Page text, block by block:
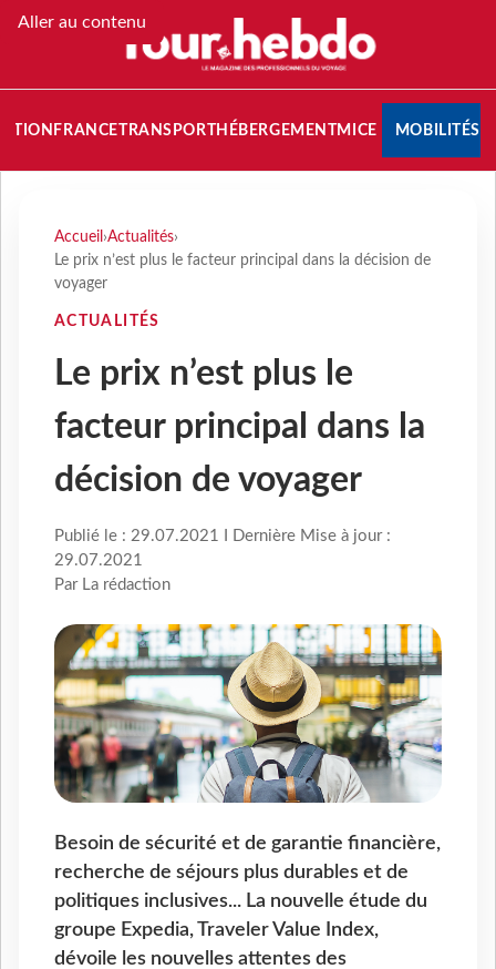
Aller au contenu
FRANCETRANSPORT HÉBERGEMENTMICE MOBILITÉS
Accueil ›Actualités›
Le prix n’est plus le facteur principal dans la décision de
voyager
ACTUALITÉS
Le prix n’est plus le
facteur principal dans la
décision de voyager
Publié le : 29.07.2021 I Dernière Mise à jour :
29.07.2021
Par La rédaction
Besoin de sécurité et de garantie financière,
recherche de séjours plus durables et de
politiques inclusives... La nouvelle étude du
groupe Expedia, Traveler Value Index,
dévoile les nouvelles attentes des